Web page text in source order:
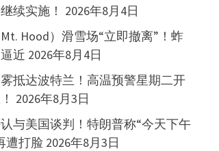
续实施！ 2026年8月4日
Hood）滑雪场“立即撤离”！蚱
近 2026年8月4日
抵达波特兰！高温预警星期二开
2026年8月3日
与美国谈判！特朗普称“今天下午
遭打脸 2026年8月3日